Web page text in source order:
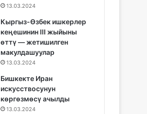
13.03.2024
Кыргыз-Өзбек ишкерлер
кеңешинин III жыйыны
өттү — жетишилген
макулдашуулар
13.03.2024
Бишкекте Иран
искусствосунун
көргөзмөсү ачылды
13.03.2024